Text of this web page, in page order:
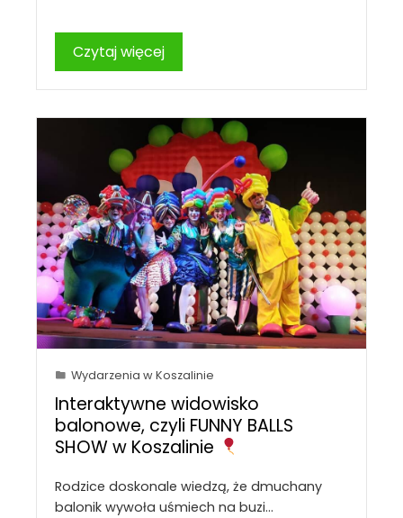
Czytaj więcej
Wydarzenia w Koszalinie
Interaktywne widowisko
balonowe, czyli FUNNY BALLS
SHOW w Koszalinie
Rodzice doskonale wiedzą, że dmuchany
balonik wywoła uśmiech na buzi…